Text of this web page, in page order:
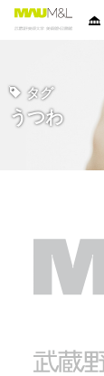
タグ
うつわ